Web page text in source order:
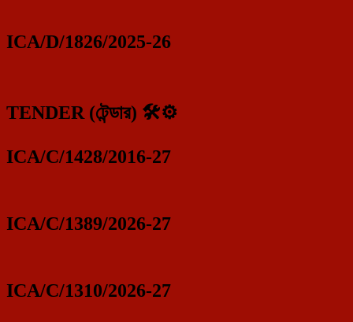
ICA/D/1826/2025-26
TENDER (টেন্ডার) 🛠️⚙️
ICA/C/1428/2016-27
ICA/C/1389/2026-27
ICA/C/1310/2026-27